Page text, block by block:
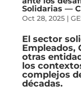
Solidarias —
Oct 28, 2025|
El sector
Empleados,
otras
los
complejos
décadas.